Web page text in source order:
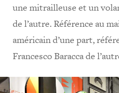
une mitrailleuse et un
de l’autre. Référence au
américain d’une part,
Francesco Baracca de